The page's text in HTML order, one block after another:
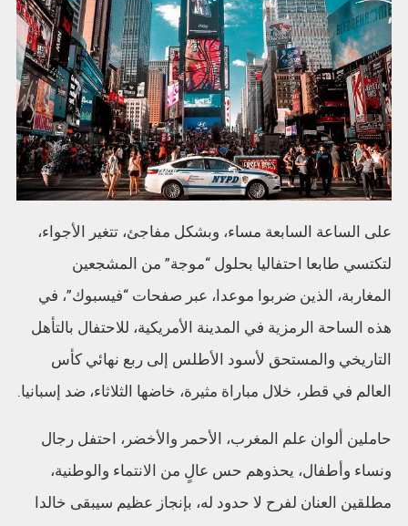
على الساعة السابعة مساء، وبشكل مفاجئ، تتغير الأجواء،
لتكتسي طابعا احتفاليا بحلول “موجة” من المشجعين
المغاربة، الذين ضربوا موعدا، عبر صفحات “فيسبوك”، في
هذه الساحة الرمزية في المدينة الأمريكية، للاحتفال بالتأهل
التاريخي والمستحق لأسود الأطلس إلى ربع نهائي كأس
العالم في قطر، خلال مباراة مثيرة، خاضها الثلاثاء، ضد إسبانيا.
حاملين ألوان علم المغرب، الأحمر والأخضر، احتفل رجال
ونساء وأطفال، يحذوهم حس عالٍ من الانتماء والوطنية،
مطلقين العنان لفرح لا حدود له، بإنجاز عظيم سيبقى خالدا